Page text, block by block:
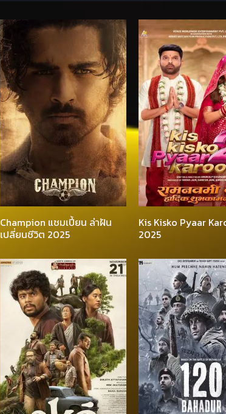
Champion แชมเปี้ยน ล่าฝัน
เปลี่ยนชีวิต 2025
Kis Kisko Pyaar
2025